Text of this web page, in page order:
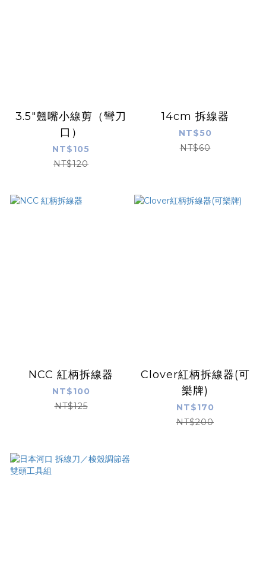
3.5"翹嘴小線剪（彎刀
口）
NT$105
NT$120
14cm 拆線器
NT$50
NT$60
NCC 紅柄拆線器
NT$100
NT$125
Clover紅柄拆線器(可
樂牌)
NT$170
NT$200